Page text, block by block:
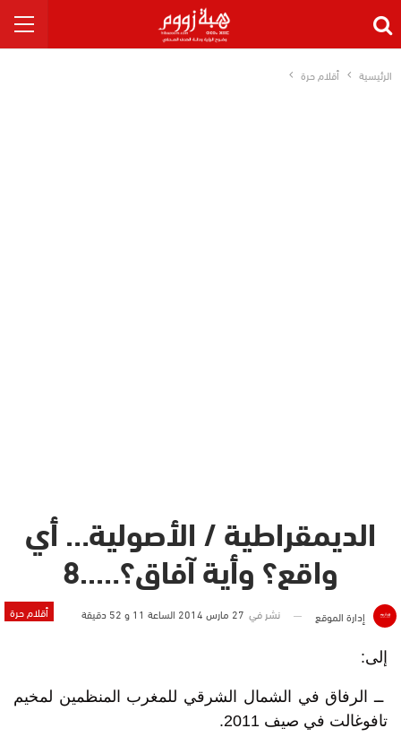
الرئيسية أقلام حرة
الديمقراطية / الأصولية… أي
واقع؟ وأية آفاق؟…..8
أقلام حرة إدارة الموقع نشر في 27 مارس 2014 الساعة 11 و 52 دقيقة
إلى:
ــ الرفاق في الشمال الشرقي للمغرب المنظمين لمخيم
تافوغالت في صيف 2011.